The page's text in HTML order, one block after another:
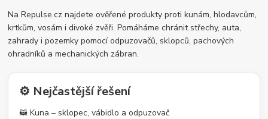
Na Repulse.cz najdete ověřené produkty proti kunám, hlodavcům,
krtkům, vosám i divoké zvěři. Pomáháme chránit střechy, auta,
zahrady i pozemky pomocí odpuzovačů, sklopců, pachových
ohradníků a mechanických zábran.
⚙️ Nejčastější řešení
🦝 Kuna – sklopec, vábidlo a odpuzovač